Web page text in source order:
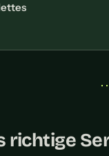
•
richtige